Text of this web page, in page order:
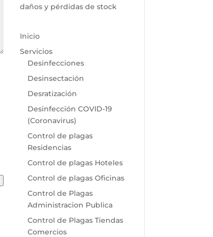
daños y pérdidas de stock
Inicio
Servicios
Desinfecciones
Desinsectación
Desratización
Desinfección COVID-19
(Coronavirus)
Control de plagas
Residencias
Control de plagas Hoteles
Control de plagas Oficinas
Control de Plagas
Administracion Publica
Control de Plagas Tiendas
Comercios